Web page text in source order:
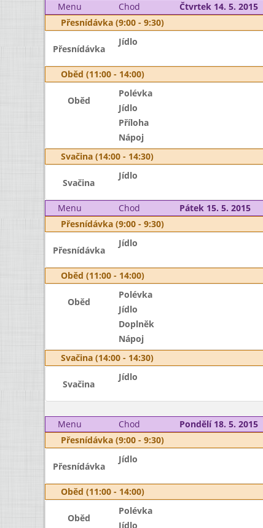
Menu Chod Čtvrtek 14. 5. 2015
Přesnídávka (9:00 - 9:30)
Přesnídávka
Jídlo
Oběd (11:00 - 14:00)
Oběd
Polévka
Jídlo
Příloha
Nápoj
Svačina (14:00 - 14:30)
Svačina
Jídlo
Menu Chod Pátek 15. 5. 2015
Přesnídávka (9:00 - 9:30)
Přesnídávka
Jídlo
Oběd (11:00 - 14:00)
Oběd
Polévka
Jídlo
Doplněk
Nápoj
Svačina (14:00 - 14:30)
Svačina
Jídlo
Menu
Chod Pondělí 18. 5. 2015
Přesnídávka (9:00 - 9:30)
Přesnídávka
Jídlo
Oběd (11:00 - 14:00)
Oběd
Polévka
Jídlo